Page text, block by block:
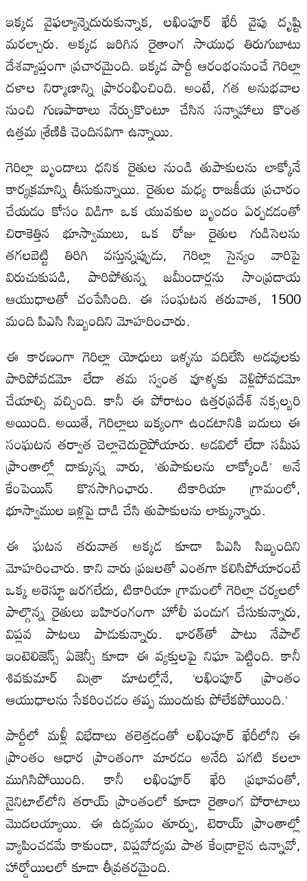
ఇక్కడ వైఫల్యాన్నెదురుకున్నాక, లఖింపూర్ ఖేరీ వైపు దృష్టి
మరల్చారు. అక్కడ జరిగిన రైతాంగ సాయుధ తిరుగుబాటు
దేశవ్యాప్తంగా ప్రచారమైంది. ఇక్కడ పార్టీ ఆరంభంనుంచే గెరిల్లా
దళాల నిర్మాణాన్ని ప్రారంభించింది. అంటే, గత అనుభవాల
నుంచి గుణపాఠాలు నేర్చుకొంటూ చేసిన సన్నాహాలు కొంత
ఉత్తమ శ్రేణికి చెందినవిగా ఉన్నాయి.
గెరిల్లా బృందాలు ధనిక రైతుల నుండి తుపాకులను లాక్కోనే
కార్యక్రమాన్ని తీసుకున్నాయి. రైతుల మధ్య రాజకీయ ప్రచారం
చేయడం కోసం విడిగా ఒక యువకుల బృందం ఏర్పడడంతో
చిరాకెత్తిన భూస్వాములు, ఒక రోజు రైతుల గుడిసెలను
తగలబెట్టి తిరిగి వస్తున్నప్పుడు, గెరిల్లా సైన్యం వారిపై
విరుచుకుపడి, పారిపోతున్న జమీందార్లను సాంప్రదాయ
ఆయుధాలతో చంపేసింది. ఈ సంఘటన తరువాత, 1500
మంది పిఎసి సిబ్బందిని మోహరించారు.
ఈ కారణంగా గెరిల్లా యోధులు ఇళ్ళను వదిలేసి అడవులకు
పారిపోవడమో లేదా తమ స్వంత వూళ్ళకు వెళ్లిపోవడమో
చేయాల్సి వచ్చింది. కానీ ఈ పోరాటం ఉత్తరప్రదేశ్ నక్సల్బరి
అయింది. అయితే, గెరిల్లాలు ఐక్యంగా ఉండటానికి బదులు ఈ
సంఘటన తర్వాత చెల్లాచెదురైపోయారు. అడవిలో లేదా సమీప
ప్రాంతాల్లో దాక్కున్న వారు, ‘తుపాకులను లాక్కోండి’ అనే
కేంపెయిన్ కొనసాగింఛారు. టికారియా గ్రామంలో,
భూస్వాముల ఇళ్లపై దాడి చేసి తుపాకులను లాక్కున్నారు.
ఈ ఘటన తరువాత అక్కడ కూడా పిఎసి సిబ్బందిని
మోహరించారు. కాని వారు ప్రజలతో ఎంతగా కలిసిపోయారంటే
ఒక్క అరెస్టూ జరగలేదు, టికారియా గ్రామంలో గెరిల్లా చర్యలలో
పాల్గొన్న రైతులు బహిరంగంగా హోలీ పండుగ చేసుకున్నారు,
విప్లవ పాటలు పాడుకున్నారు. భారత్‌తో పాటు నేపాల్
ఇంటెలిజెన్స్ ఏజెన్సీ కూడా ఈ వ్యక్తులపై నిఘా పెట్టింది. కానీ
శివకుమార్ మిశ్రా మాటల్లోనే, ‘లఖింపూర్ ప్రాంతం
ఆయుధాలను సేకరించడం తప్ప ముందుకు పోలేకపోయింది.’
పార్టీలో మళ్లీ విభేదాలు తలెత్తడంతో లఖింపూర్ ఖేరీలోని ఈ
ప్రాంతం ఆధార ప్రాంతంగా మారడం అనేది పగటి కలలా
ముగిసిపోయింది. కానీ లఖింపూర్ ఖేరి ప్రభావంతో,
నైనిటాల్‌లోని తరాయ్ ప్రాంతంలో కూడా రైతాంగ పోరాటాలు
మొదలయ్యాయి. ఈ ఉద్యమం తూర్పు, టెరాయ్ ప్రాంతాల్లో
వ్యాపించడమే కాకుండా, విప్లవోద్యమ పాత కేంద్రాలైన ఉన్నావో,
హార్దోయిలలో కూడా తీవ్రతరమైంది.